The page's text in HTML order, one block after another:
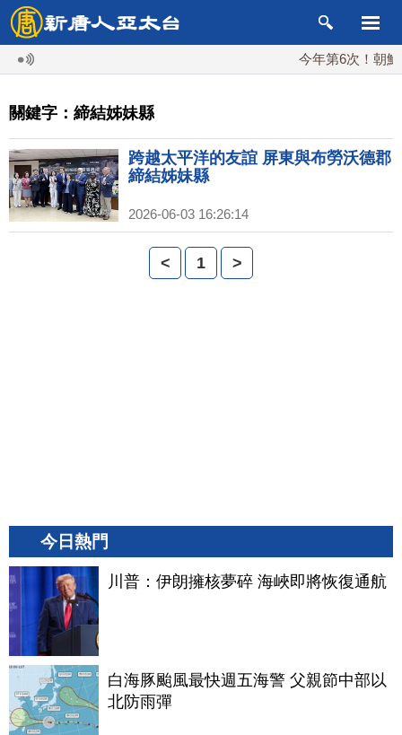
今年第6次！朝鮮
關鍵字：締結姊妹縣
跨越太平洋的友誼 屏東與布勞沃德郡
締結姊妹縣
2026-06-03 16:26:14
< 1 >
今日熱門
川普：伊朗擁核夢碎 海峽即將恢復通航
白海豚颱風最快週五海警 父親節中部以
北防雨彈